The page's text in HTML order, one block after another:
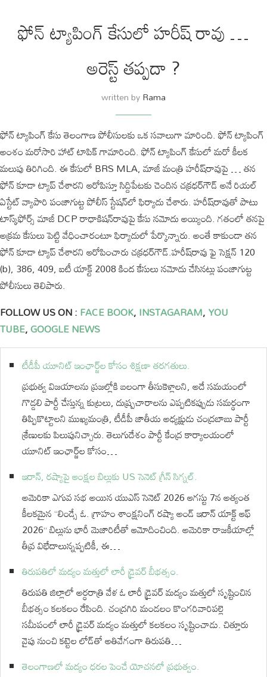
ఫోన్‌ ట్యాపింగ్‌ కేసులో హరీష్ రావు …
అరెస్ట్ తప్పదా ?
written byRama
ఫోన్‌ ట్యాపింగ్‌ కేసు తెలంగాణ పోలీసులకు ఒక సవాలుగా మారింది. ఫోన్‌ ట్యాపింగ్‌
అంశం మరోసారి హాట్ టాపిక్ గామారింది. ఫోన్ ట్యాపింగ్ కేసులో మరో కీలక
మలుపు తిరిగింది. ఈ కేసులో BRS MLA, మాజీ మంత్రి హరీష్‌రావుపై … తన
ఫోన్‌ కూడా ట్యాప్ చేశారని ఆరోపిస్తూ సిద్దిపేటకు చెందిన చక్రధర్‌‌గౌడ్ అనే రియల్
ఏస్టేట్ వ్యాపారి పంజాగుట్ట పోలీస్ స్టేషన్‌లో ఫిర్యాదు చేశారు. హరీష్‌రావుతో పాటు
టాస్క్‌ఫోర్స్ మాజీ DCP రాధాకిషన్‌రావుపై కేసు నమోదు అయ్యింది. గతంలో తనపై
అక్రమ కేసులు పెట్టి వేధించారంటూ ఫిర్యాదులో పేర్కొన్నారు. అంతే కాకుండా తన
ఫోన్‌ కూడా ట్యాప్ చేశారని ఆరోపించారు చక్రధర్‌‌గౌడ్.హరీష్‌రావు ఫై సెక్షన్ 120
(b), 386, 409, ఐటీ యాక్ట్ 2008 కింద కేసులు నమోదు చేసినట్లు పంజాగుట్ట
పోలీసులు తెలిపారు.
FOLLOW US ON :FACE BOOK,INSTAGARAM,YOU
TUBE,GOOGLE NEWS
టీడీపీ యూనిట్ ఇంఛార్జ్‌ల కోసం శిక్షణా తరగతులు.
ప్రభుత్వ విజయాలను ప్రజల్లోకి బలంగా తీసుకెళ్లాలని, అదే సమయంలో
గొడ్డలి పార్టీ చేస్తున్న కుట్రలు, దుష్ప్రచారాలను ఎప్పటికప్పుడు సమర్థంగా
తిప్పికొట్టాలని ముఖ్యమంత్రి, టీడీపీ జాతీయ అధ్యక్షుడు చంద్రబాబు పార్టీ
శ్రేణులకు పిలుపునిచ్చారు. తెలుగుదేశం పార్టీ కేంద్ర కార్యాలయంలో
యూనిట్ ఇంఛార్జ్‌ల కోసం…
ఇరాన్, రష్యాపై ఆంక్షల బిల్లుకు US సెనెట్ గ్రీన్ సిగ్నల్.
అమెరికా ఎగువ సభ అయిన యుఎస్ సెనెట్ 2026 ఆగస్టు 7న అత్యంత
కీలకమైన “లిండ్సే ఓ. గ్రాహం శాంక్షనింగ్ రష్యా అండ్ ఇరాన్ యాక్ట్ ఆఫ్
2026” బిల్లును భారీ మెజారిటీతో ఆమోదించింది. అమెరికా రాజకీయాల్లో
తీవ్ర విభేదాలున్నప్పటికీ, ఈ…
తిరుపతిలో మద్యం మత్తులో లారీ డ్రైవర్ బీభత్సం.
తిరుపతి జిల్లాలో అర్ధరాత్రి వేళ ఓ లారీ డ్రైవర్ మద్యం మత్తులో సృష్టించిన
బీభత్సం కలకలం రేపింది. చంద్రగిరి మండలం కొంగరివారిపల్లె
సమీపంలో లారీ డ్రైవర్ మద్యం మత్తులో కలకలం సృష్టించాడు. చిత్తూరు
వైపు నుంచి కట్టెల లోడ్‌తో అతివేగంగా తిరుపతి…
తెలంగాణలో మద్యం ధరల పెంచే యోచనలో ప్రభుత్వం.